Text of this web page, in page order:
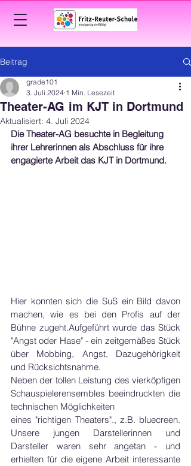
Beitrag
Theater-AG im KJT in Dortmund
grade101
3. Juli 2024 1 Min. Lesezeit
Aktualisiert: 4. Juli 2024
Die Theater-AG besuchte in Begleitung
ihrer Lehrerinnen als Abschluss für ihre
engagierte Arbeit das KJT in Dortmund.
Hier konnten sich die SuS ein Bild davon
machen, wie es bei den Profis auf der
Bühne zugeht.Aufgeführt wurde das Stück
"Angst oder Hase" - ein zeitgemäßes Stück
über Mobbing, Angst, Dazugehörigkeit
und Rücksichtsnahme.
Neben der tollen Leistung des vierköpfigen
Schauspielerensembles beeindruckten die
technischen Möglichkeiten
eines "richtigen Theaters"., z.B. bluecreen.
Unsere jungen Darstellerinnen und
Darsteller waren sehr angetan - und
erhielten für die eigene Arbeit interessante